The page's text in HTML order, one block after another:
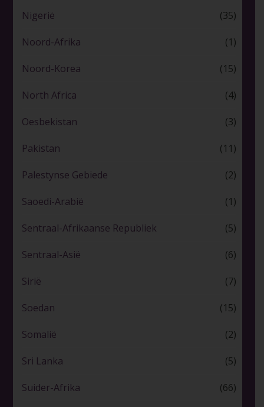
Nigerië (35)
Noord-Afrika (1)
Noord-Korea (15)
North Africa (4)
Oesbekistan (3)
Pakistan (11)
Palestynse Gebiede (2)
Saoedi-Arabië (1)
Sentraal-Afrikaanse Republiek (5)
Sentraal-Asië (6)
Sirië (7)
Soedan (15)
Somalië (2)
Sri Lanka (5)
Suider-Afrika (66)